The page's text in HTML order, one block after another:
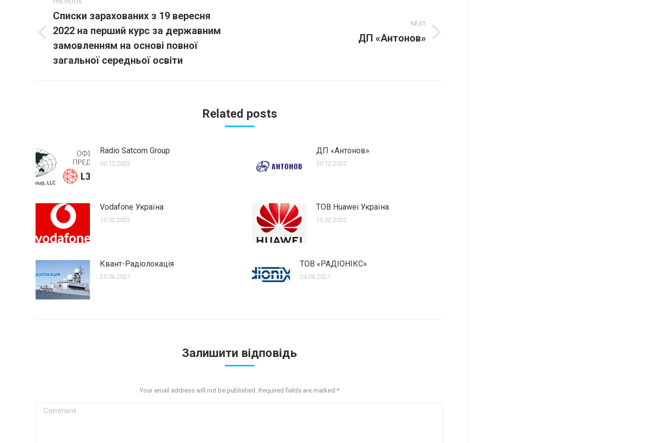
navigation
post:
Списки зарахованих з 19 вересня
2022 на перший курс за державним
замовленням на основі повної
загальної середньої освіти
NEXT
ДП «Антонов»
Related posts
Radio Satcom Group
30.12.2022
ДП «Антонов»
30.12.2022
Vodafone Україна
15.02.2022
ТОВ Huawei Україна
15.02.2022
Квант-Радіолокація
25.06.2021
ТОВ «РАДІОНІКС»
24.06.2021
Залишити відповідь
Your email address will not be published. Required fields are marked *
Comment